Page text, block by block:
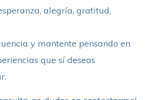
alegría, gratitud,
y mantente pensando en
que sí deseas